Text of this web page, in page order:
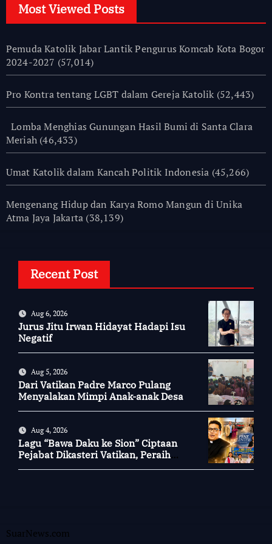
Most Viewed Posts
Pemuda Katolik Jabar Lantik Pengurus Komcab Kota Bogor
2024-2027 (57,014)
Pro Kontra tentang LGBT dalam Gereja Katolik (52,443)
Lomba Menghias Gunungan Hasil Bumi di Santa Clara
Meriah (46,433)
Umat Katolik dalam Kancah Politik Indonesia (45,266)
Mengenang Hidup dan Karya Romo Mangun di Unika
Atma Jaya Jakarta (38,139)
Recent Post
Aug 6, 2026
Jurus Jitu Irwan Hidayat Hadapi Isu
Negatif
Aug 5, 2026
Dari Vatikan Padre Marco Pulang
Menyalakan Mimpi Anak-anak Desa
Aug 4, 2026
Lagu “Bawa Daku ke Sion” Ciptaan
Pejabat Dikasteri Vatikan, Peraih
SuarNews.com